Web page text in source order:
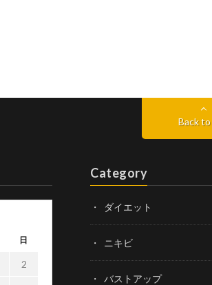
Back
日
2
Category
ダイエット
ニキビ
バストアップ